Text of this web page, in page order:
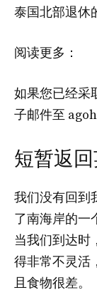
泰国北部退休
阅读更多：
如果您已经采
子邮件至
短暂返
我们没有回到
了南海岸的一
当我们到达时
得非常不灵活
且食物很差。